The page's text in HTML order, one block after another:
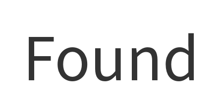
文章投诉热线:156 0057 2229 投诉邮箱:29132
Found